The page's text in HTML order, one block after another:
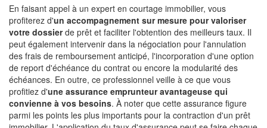
En faisant appel à un expert en courtage immobilier, vous
profiterez d'un accompagnement sur mesure pour valoriser
votre dossierde prêt et faciliter l'obtention des meilleurs taux. Il
peut également intervenir dans la négociation pour l'annulation
des frais de remboursement anticipé, l'incorporation d'une option
de report d'échéance du contrat ou encore la modularité des
échéances. En outre, ce professionnel veille à ce que vous
profitiez d'une assurance emprunteur avantageuse qui
convienne à vos besoins. À noter que cette assurance figure
parmi les points les plus importants pour la contraction d'un prêt